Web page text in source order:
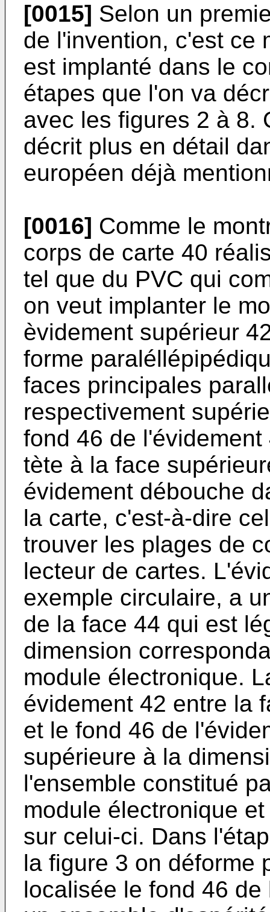
[0015] Selon un
de l'invention, c'est ce
est implanté dans le
étapes que l'on va
avec les figures 2 à 8.
décrit plus en détail
européen déjà
[0016] Comme le
corps de carte 40
tel que du PVC qui
on veut implanter le
èvidement supérieur
forme
faces principales
respectivement
fond 46 de
tète à la face
évidement débouche
la carte, c'est-à-dire
trouver les plages de
lecteur de cartes.
exemple circulaire, a
de la face 44 qui est
dimension
module électronique.
évidement 42 entre la
et le fond 46 de
supérieure à la
l'ensemble constitué
module électronique
sur celui-ci. Dans
la figure 3 on déforme
localisée le fond 46